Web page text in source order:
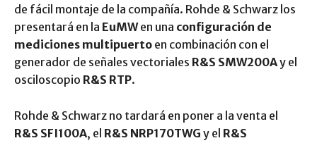
de fácil montaje de la compañía. Rohde & Schwarz los
presentará en la EuMWen una configuración de
mediciones multipuerto en combinación con el
generador de señales vectoriales R&S SMW200Ay el
osciloscopio R&S RTP.
Rohde & Schwarz no tardará en poner a la venta el
R&S SFI100A, el R&S NRP170TWG y el R&S